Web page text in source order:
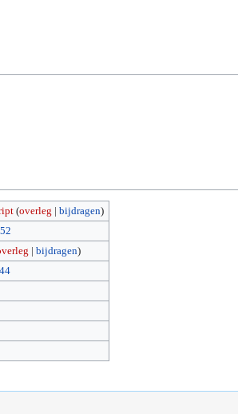
(overleg |bijdragen)
|bijdragen)